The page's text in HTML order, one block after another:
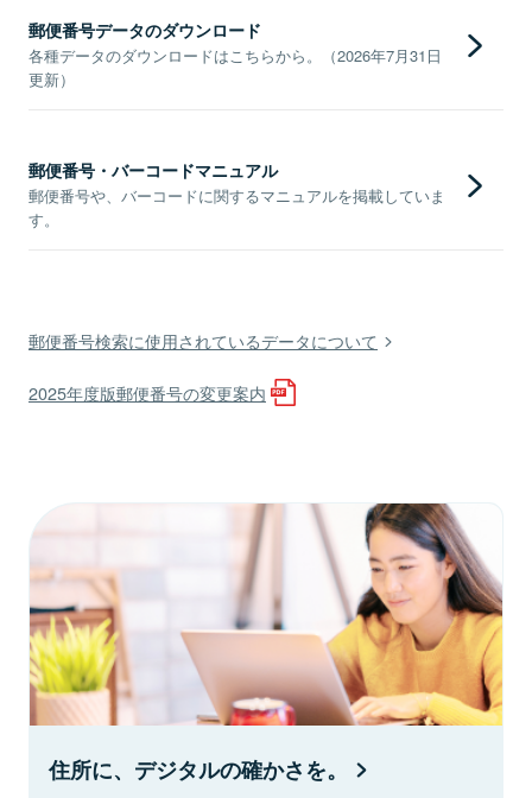
郵便番号データのダウンロード
各種データのダウンロードはこちらから。（2026年7月31日
更新）
郵便番号・バーコードマニュアル
郵便番号や、バーコードに関するマニュアルを掲載していま
す。
郵便番号検索に使用されているデータについて
2025年度版郵便番号の変更案内
住所に、デジタルの確かさを。